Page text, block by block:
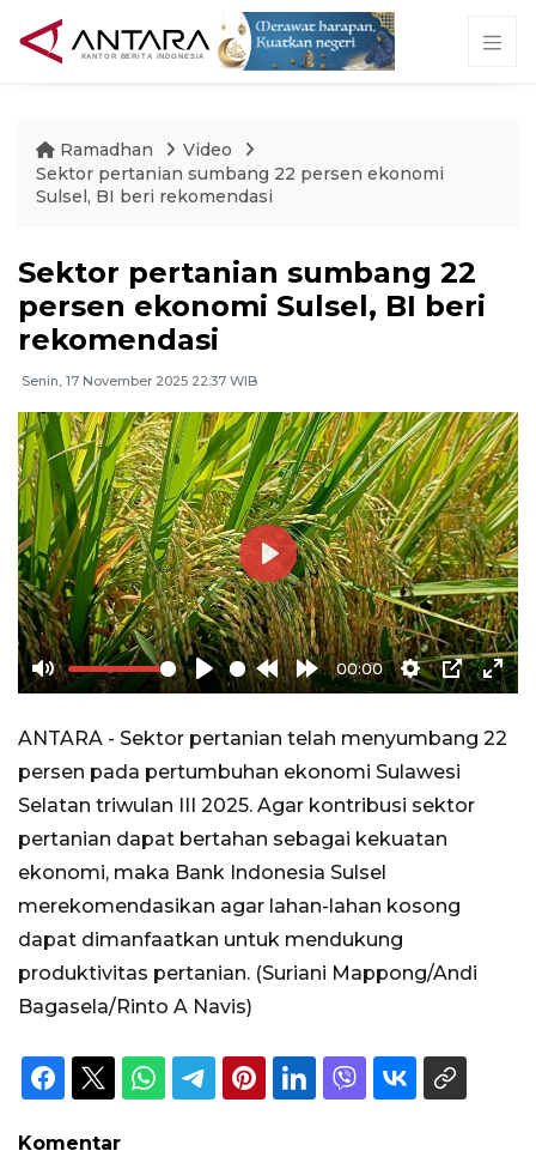
Ramadhan
Video
Sektor pertanian sumbang 22 persen ekonomi
Sulsel, BI beri rekomendasi
Sektor pertanian sumbang 22
persen ekonomi Sulsel, BI beri
rekomendasi
Senin, 17 November 2025 22:37 WIB
Mute Play
Rewind
10s
Forward
10s
00:00
Settings
PIP
Play
ANTARA - Sektor pertanian telah menyumbang 22
persen pada pertumbuhan ekonomi Sulawesi
Selatan triwulan III 2025. Agar kontribusi sektor
pertanian dapat bertahan sebagai kekuatan
ekonomi, maka Bank Indonesia Sulsel
merekomendasikan agar lahan-lahan kosong
dapat dimanfaatkan untuk mendukung
produktivitas pertanian. (Suriani Mappong/Andi
Bagasela/Rinto A Navis)
Komentar